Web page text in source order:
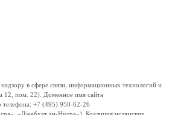
в сфере связи, информационных технологий и
12, пом. 22). Доменное имя сайта
телефона: +7 (495) 950-62-26